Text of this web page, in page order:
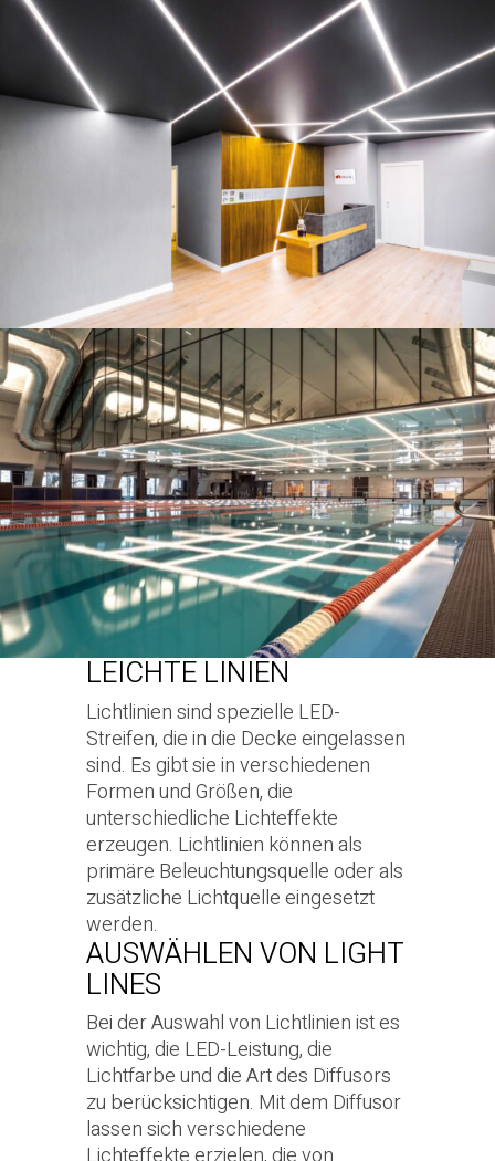
LEICHTE LINIEN
Lichtlinien sind spezielle LED-
Streifen, die in die Decke eingelassen
sind. Es gibt sie in verschiedenen
Formen und Größen, die
unterschiedliche Lichteffekte
erzeugen. Lichtlinien können als
primäre Beleuchtungsquelle oder als
zusätzliche Lichtquelle eingesetzt
werden.
AUSWÄHLEN VON LIGHT
LINES
Bei der Auswahl von Lichtlinien ist es
wichtig, die LED-Leistung, die
Lichtfarbe und die Art des Diffusors
zu berücksichtigen. Mit dem Diffusor
lassen sich verschiedene